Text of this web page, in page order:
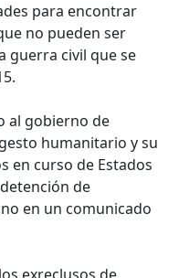
para encontrar
no pueden ser
guerra civil que se
al gobierno de
humanitario y su
en curso de Estados
de
en un comunicado